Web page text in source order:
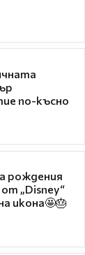
по-късно
рождения
„Disney“
икона🤩🎂